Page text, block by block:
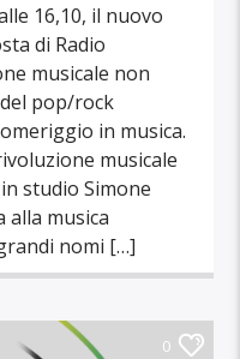
16,10, il nuovo
di Radio
musicale non
pop/rock
in musica.
musicale
studio Simone
alla musica
nomi […]
0